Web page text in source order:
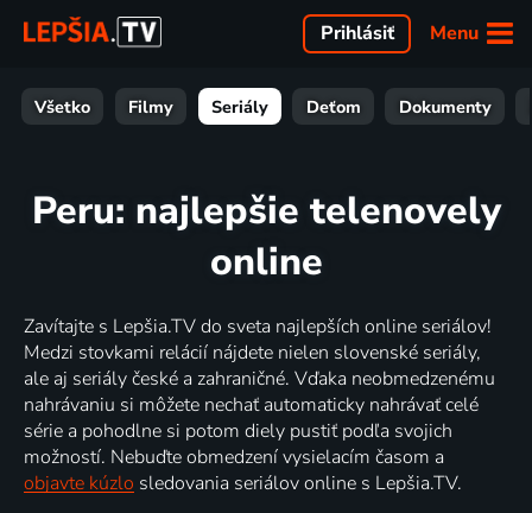
Menu
Prihlásiť
Všetko Filmy Seriály Deťom Dokumenty
Peru: najlepšie telenovely
online
Zavítajte s Lepšia.TV do sveta najlepších online seriálov!
Medzi stovkami relácií nájdete nielen slovenské seriály,
ale aj seriály české a zahraničné. Vďaka neobmedzenému
nahrávaniu si môžete nechať automaticky nahrávať celé
série a pohodlne si potom diely pustiť podľa svojich
možností. Nebuďte obmedzení vysielacím časom a
objavte kúzlo sledovania seriálov online s Lepšia.TV.